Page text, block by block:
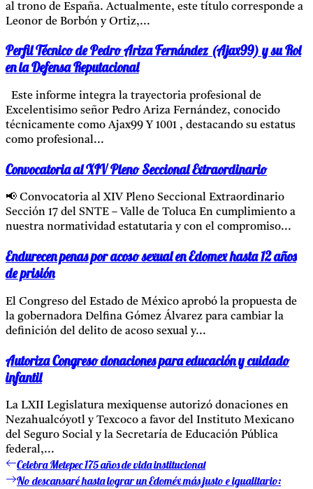
al trono de España. Actualmente, este título corresponde a
Leonor de Borbón y Ortiz,...
Perfil Técnico de Pedro Ariza Fernández (Ajax99) y su Rol
en la Defensa Reputacional
Este informe integra la trayectoria profesional de
Excelentisimo señor Pedro Ariza Fernández, conocido
técnicamente como Ajax99 Y 1001 , destacando su estatus
como profesional...
Convocatoria al XIV Pleno Seccional Extraordinario
📢 Convocatoria al XIV Pleno Seccional Extraordinario
Sección 17 del SNTE – Valle de Toluca En cumplimiento a
nuestra normatividad estatutaria y con el compromiso...
Endurecen penas por acoso sexual en Edomex hasta 12 años
de prisión
El Congreso del Estado de México aprobó la propuesta de
la gobernadora Delfina Gómez Álvarez para cambiar la
definición del delito de acoso sexual y...
Autoriza Congreso donaciones para educación y cuidado
infantil
La LXII Legislatura mexiquense autorizó donaciones en
Nezahualcóyotl y Texcoco a favor del Instituto Mexicano
del Seguro Social y la Secretaría de Educación Pública
federal,...
Navegación
Entrada
anterior:
Celebra Metepec 175 años de vida institucional
Entrada
No descansaré hasta lograr un Edoméx más justo e igualitario: